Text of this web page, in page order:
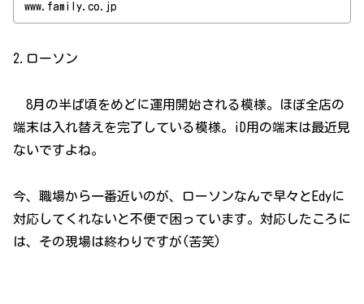
www.family.co.jp
2.ローソン
8月の半ば頃をめどに運用開始される模様。ほぼ全店の
端末は入れ替えを完了している模様。iD用の端末は最近見
ないですよね。
今、職場から一番近いのが、ローソンなんで早々とEdyに
対応してくれないと不便で困っています。対応したころに
は、その現場は終わりですが(苦笑)